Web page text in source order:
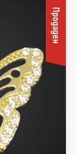
Продаден